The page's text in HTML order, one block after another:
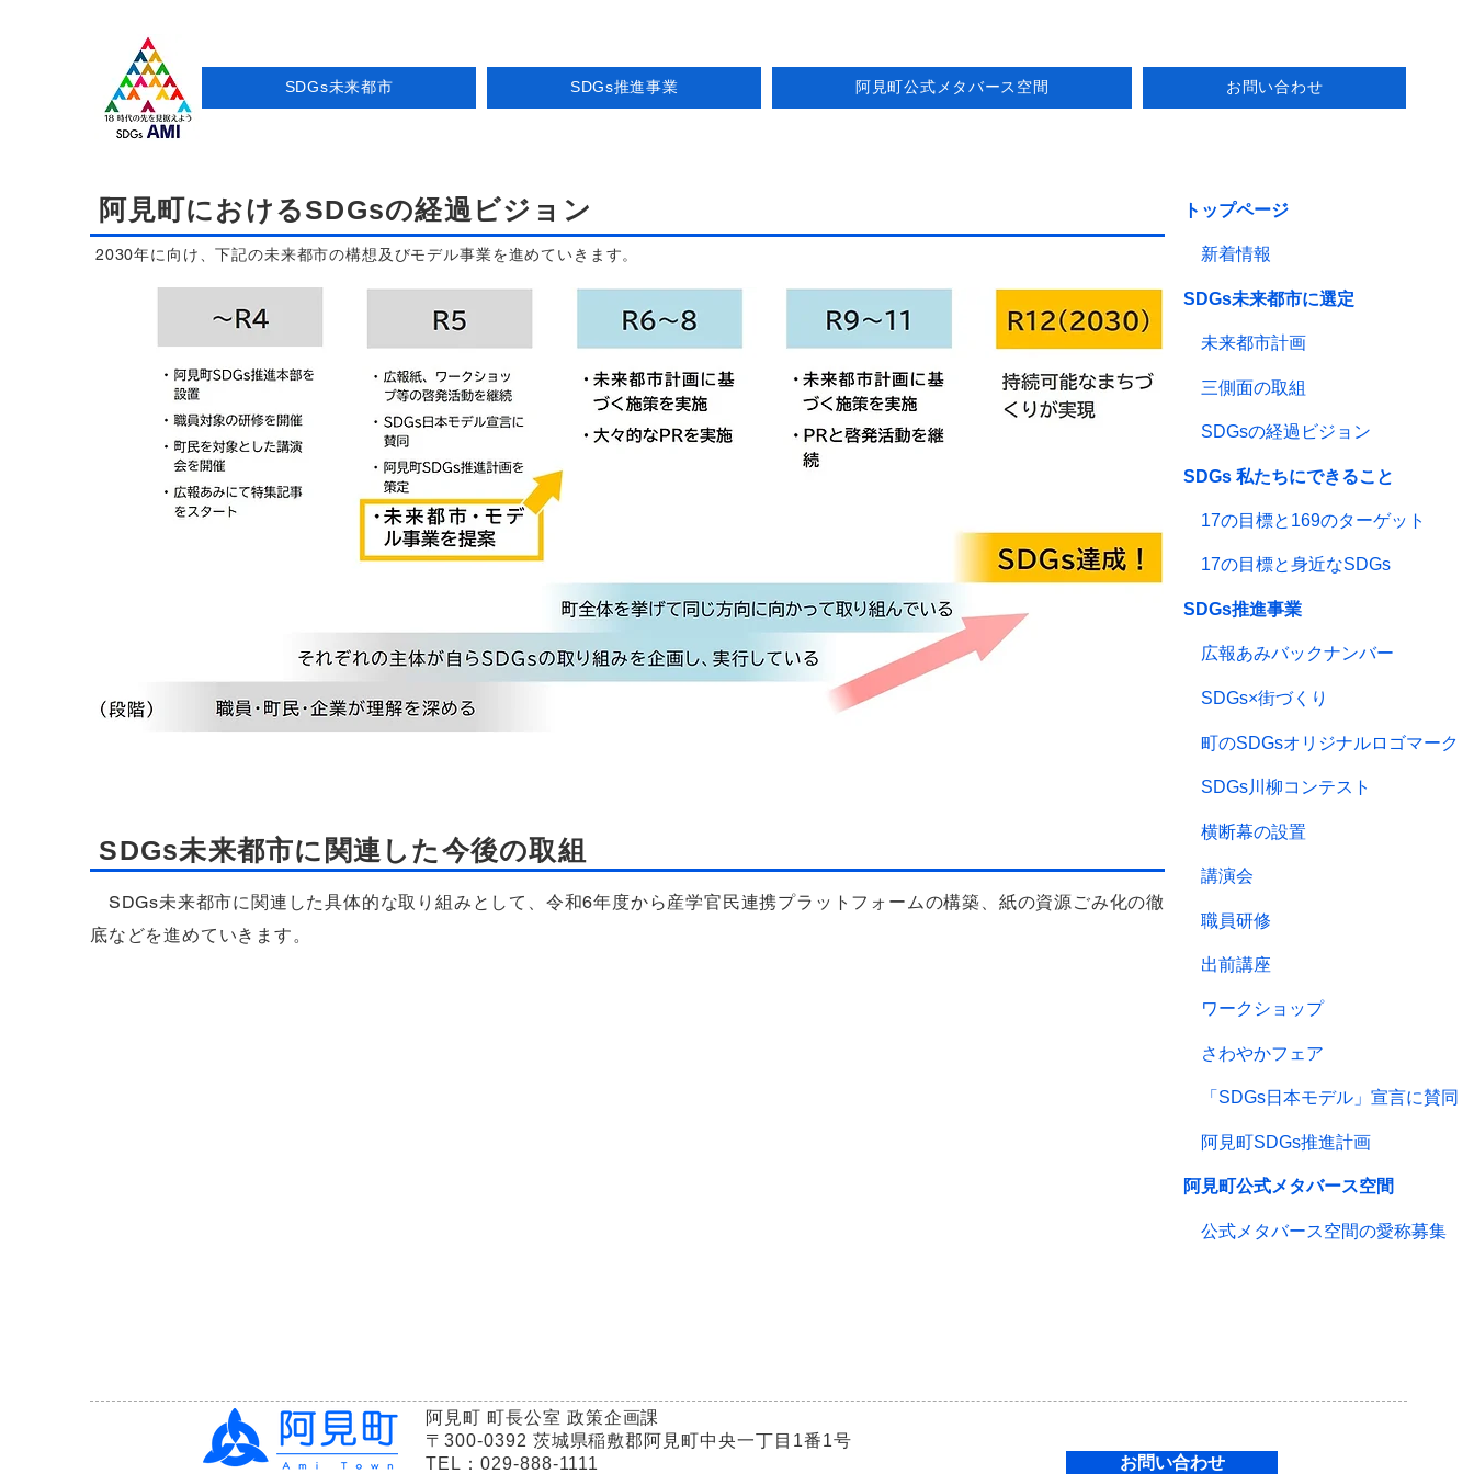
SDGs未来都市 SDGs推進事業 阿見町公式メタバース空間 お問い合わせ
阿見町におけるSDGsの経過ビジョン
2030年に向け、下記の未来都市の構想及びモデル事業を進めていきます。
SDGs未来都市に関連した今後の取組
SDGs未来都市に関連した具体的な取り組みとして、令和6年度から産学官民連携プラットフォームの構築、 紙の資源ごみ化の徹
底などを進めていきます。
トップページ
新着情報
SDGs未来都市に選定
未来都市計画
三側面の取組
SDGsの経過ビジョン
SDGs 私たちにできること
17の目標と169のターゲット
17の目標と身近なSDGs
SDGs推進事業
広報あみバックナンバー
SDGs×街づくり
町のSDGsオリジナルロゴマーク
SDGs川柳コンテスト
横断幕の設置
講演会
職員研修
出前講座
ワークショップ
さわやかフェア
「SDGs日本モデル」宣言に賛同
阿見町SDGs推進計画
阿見町公式メタバース空間
公式メタバース空間の愛称募集
お問い合わせ
阿見町 町長公室 政策企画課
〒300-0392 茨城県稲敷郡阿見町中央一丁目1番1号
TEL：029-888-1111